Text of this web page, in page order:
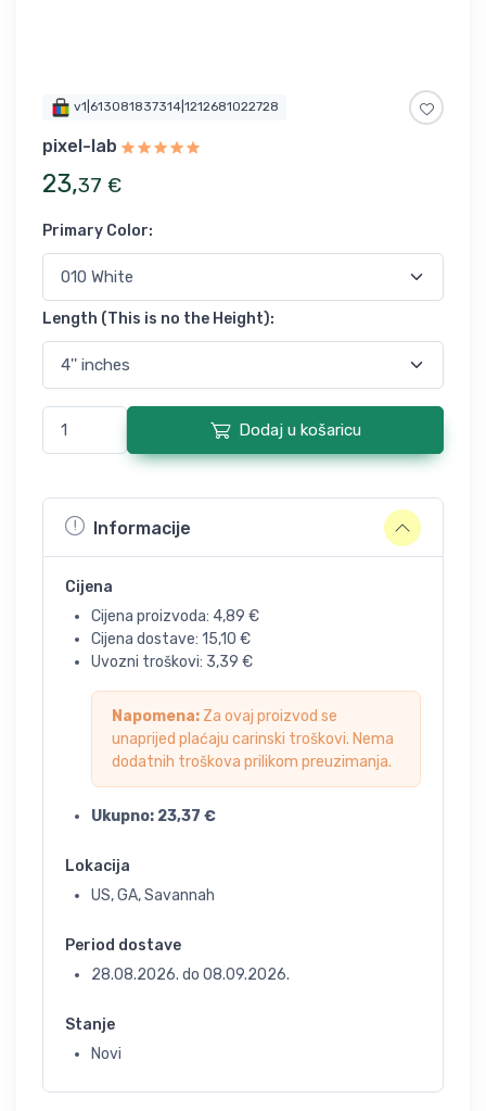
v1|613081837314|1212681022728
pixel-lab
23,37 €
Primary Color:
Length (This is no the Height):
Dodaj u košaricu
Informacije
Cijena
Cijena proizvoda: 4,89 €
Cijena dostave: 15,10 €
Uvozni troškovi: 3,39 €
Napomena: Za ovaj proizvod se
unaprijed plaćaju carinski troškovi. Nema
dodatnih troškova prilikom preuzimanja.
Ukupno: 23,37 €
Lokacija
US, GA, Savannah
Period dostave
28.08.2026. do 08.09.2026.
Stanje
Novi